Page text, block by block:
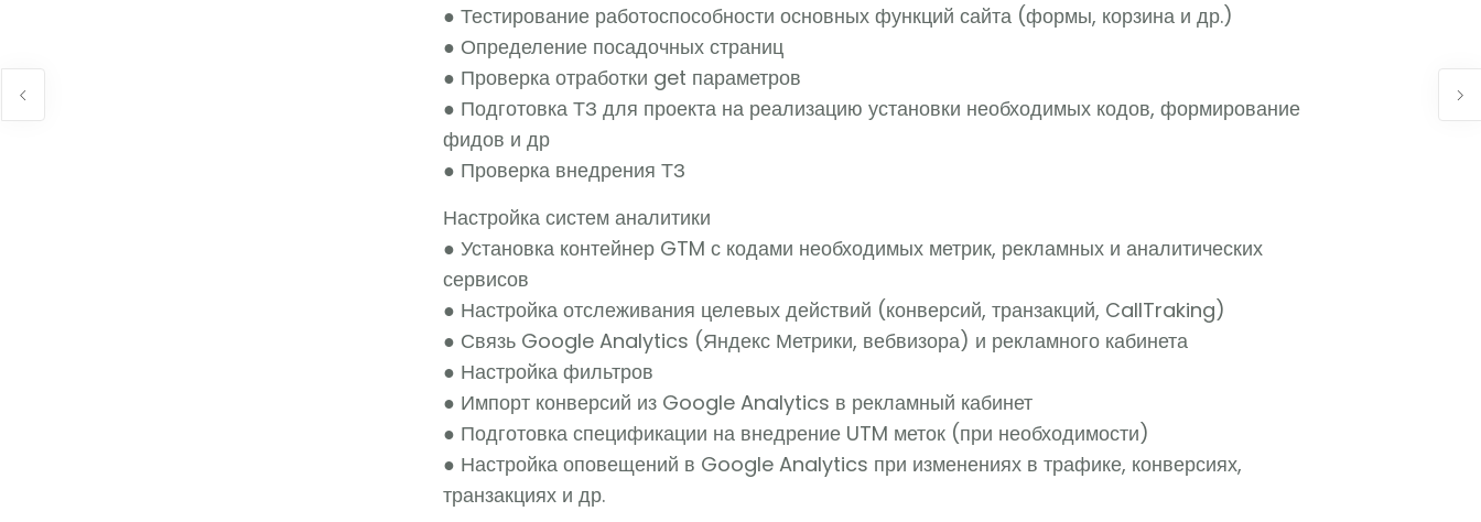
● Тестирование работоспособности основных функций сайта (формы, корзина и др.)
● Определение посадочных страниц
● Проверка отработки get параметров
● Подготовка ТЗ для проекта на реализацию установки необходимых кодов, формирование
фидов и др
● Проверка внедрения ТЗ
Настройка систем аналитики
● Установка контейнер GTM с кодами необходимых метрик, рекламных и аналитических
сервисов
● Настройка отслеживания целевых действий (конверсий, транзакций, CallTraking)
● Связь Google Analytics (Яндекс Метрики, вебвизора) и рекламного кабинета
● Настройка фильтров
● Импорт конверсий из Google Analytics в рекламный кабинет
● Подготовка спецификации на внедрение UTM меток (при необходимости)
● Настройка оповещений в Google Analytics при изменениях в трафике, конверсиях,
транзакциях и др.